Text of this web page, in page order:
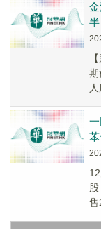
半
期
售